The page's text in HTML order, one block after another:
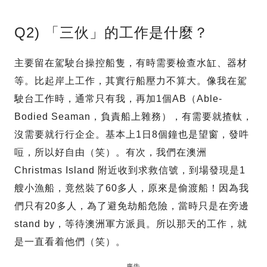
Q2) 「三伙」的工作是什麼？
主要留在駕駛台操控船隻，有時需要檢查水缸、器材
等。比起岸上工作，其實行船壓力不算大。像我在駕
駛台工作時，通常只有我，再加1個AB（Able-
Bodied Seaman，負責船上雜務），有需要就揸軚，
沒需要就行行企企。基本上1日8個鐘也是望窗，發吽
哣，所以好自由（笑）。有次，我們在澳洲
Christmas Island 附近收到求救信號，到場發現是1
艘小漁船，竟然裝了60多人，原來是偷渡船！因為我
們只有20多人，為了避免劫船危險，當時只是在旁邊
stand by，等待澳洲軍方派員。所以那天的工作，就
是一直看着他們（笑）。